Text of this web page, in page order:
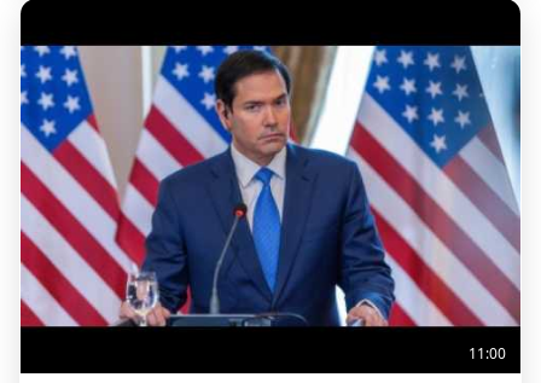
11:00